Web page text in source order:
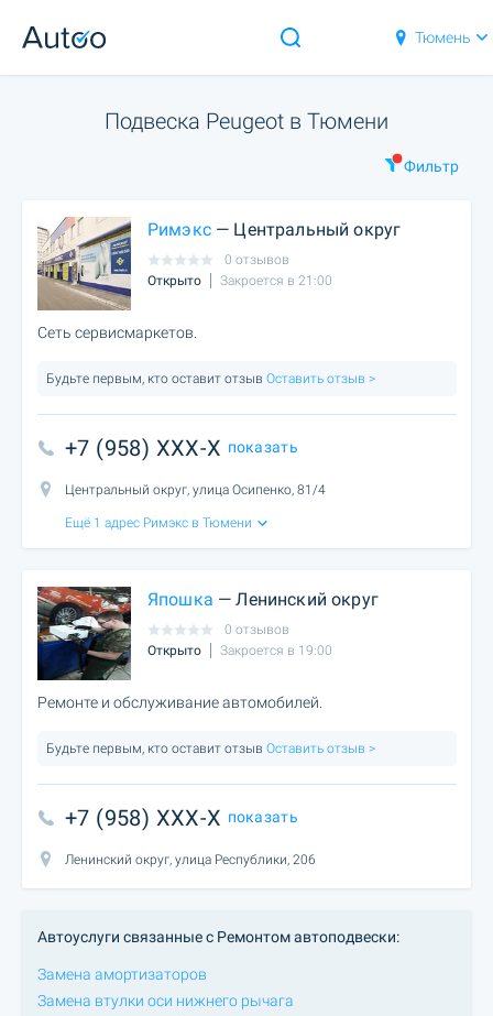
Тюмень
Подвеска Peugeot в Тюмени
Фильтр
Римэкс— Центральный округ
0 отзывов
Открыто
Закроется в 21:00
Сеть сервисмаркетов.
Будьте первым, кто оставит отзыв Оставить отзыв >
+7 (958) XXX-X показать
Центральный округ, улица Осипенко, 81/4
Ещё 1 адрес Римэкс в Тюмени
Япошка — Ленинский округ
0 отзывов
Открыто
Закроется в 19:00
Ремонте и обслуживание автомобилей.
Будьте первым, кто оставит отзыв Оставить отзыв >
+7 (958) XXX-X показать
Ленинский округ, улица Республики, 206
Автоуслуги связанные с Ремонтом автоподвески:
Замена амортизаторов
Замена втулки оси нижнего рычага